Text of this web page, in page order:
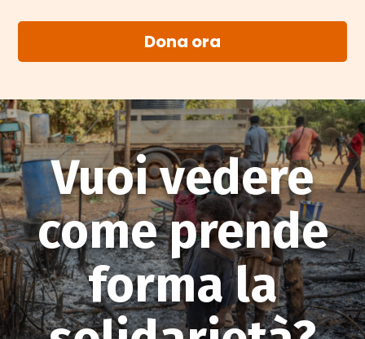
Dona ora
Vuoi vedere
come prende
forma la